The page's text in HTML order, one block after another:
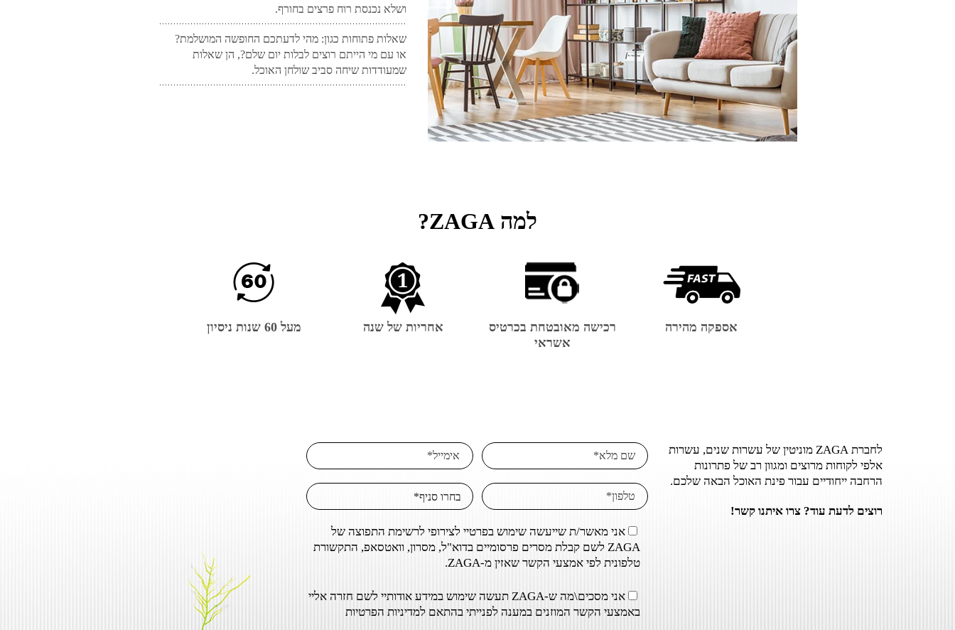
ושלא נכנסת רוח פרצים בחורף.
שאלות פתוחות כגון: מהי לדעתכם החופשה המושלמת?
או עם מי הייתם רוצים לבלות יום שלם?, הן שאלות
שמעודדות שיחה סביב שולחן האוכל.
למה ZAGA?
אספקה מהירה
רכישה מאובטחת בכרטיס
אשראי
אחריות של שנה מעל 60 שנות ניסיון
אני מאשר/ת שייעשה שימוש בפרטיי לצירופי לרשימת התפוצה של
ZAGA לשם קבלת מסרים פרסומיים בדוא"ל, מסרון, וואטסאפ, התקשורת
טלפונית לפי אמצעי הקשר שאזין מ-ZAGA.
אני מסכים\מה ש-ZAGA תעשה שימוש במידע אודותיי לשם חזרה אליי
באמצעי הקשר המוזנים במענה לפנייתי בהתאם למדיניות הפרטיות
לחברת ZAGA מוניטין של עשרות שנים, עשרות
אלפי לקוחות מרוצים ומגוון רב של פתרונות
הרחבה ייחודיים עבור פינת האוכל הבאה שלכם.
רוצים לדעת עוד? צרו איתנו קשר!